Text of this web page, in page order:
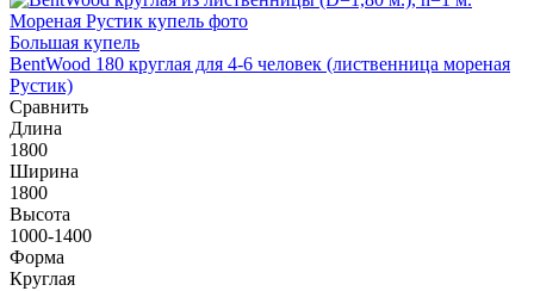
Большая купель
BentWood 180 круглая для 4-6 человек (лиственница мореная
Рустик)
Сравнить
Длина
1800
Ширина
1800
Высота
1000-1400
Форма
Круглая